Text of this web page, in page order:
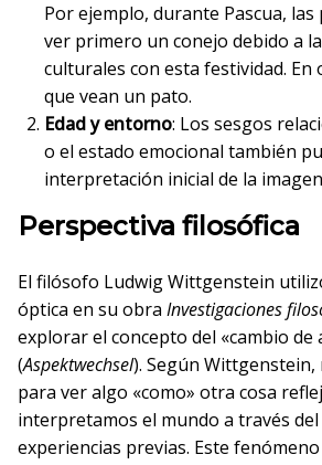
Por ejemplo, durante Pascua,
ver primero un conejo debido a
culturales con esta festividad. En
que vean un pato.
Edad y entorno: Los sesgos
o el estado emocional también
interpretación inicial de la
Perspectiva filosófica
El filósofo Ludwig Wittgenstein
óptica en su obra Investigaciones
explorar el concepto del «cambio de
(Aspektwechsel). Según Wittgenstein,
para ver algo «como» otra cosa
interpretamos el mundo a través
experiencias previas. Este